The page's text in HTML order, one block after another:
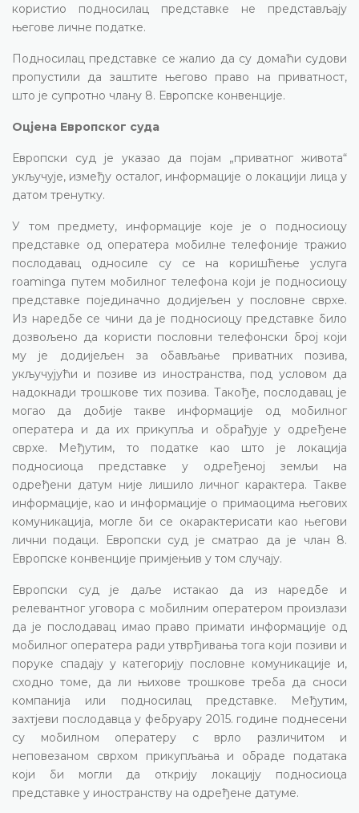
користио подносилац представке не представљају
његове личне податке.
Подносилац представке се жалио да су домаћи судови
пропустили да заштите његово право на приватност,
што је супротно члану 8. Европске конвенције.
Оцјена Европског суда
Европски суд је указао да појам „приватног живота“
укључује, између осталог, информације о локацији лица у
датом тренутку.
У том предмету, информације које је о подносиоцу
представке од оператера мобилне телефоније тражио
послодавац односиле су се на коришћење услуга
roaminga путем мобилног телефона који је подносиоцу
представке појединачно додијељен у пословне сврхе.
Из наредбе се чини да је подносиоцу представке било
дозвољено да користи пословни телефонски број који
му је додијељен за обављање приватних позива,
укључујући и позиве из иностранства, под условом да
надокнади трошкове тих позива. Такође, послодавац је
могао да добије такве информације од мобилног
оператера и да их прикупља и обрађује у одређене
сврхе. Међутим, то податке каo што је локација
подносиоца представке у одређеној земљи на
одређени датум није лишило личног карактера. Такве
информације, као и информације о примаоцима његових
комуникација, могле би се окарактерисати као његови
лични подаци. Европски суд је сматрао да је члан 8.
Европске конвенције примјењив у том случају.
Европски суд је даље истакао да из наредбе и
релевантног уговора с мобилним оператером произлази
да је послодавац имао право примати информације од
мобилног оператера ради утврђивања тога који позиви и
поруке спадају у категорију пословне комуникације и,
сходно томе, да ли њихове трошкове треба да сноси
компанија или подносилац представке. Међутим,
захтјеви послодавца у фебруару 2015. године поднесени
су мобилном оператеру с врло различитом и
неповезаном сврхом прикупљања и обраде података
који би могли да открију локацију подносиоца
представке у иностранству на одређене датуме.